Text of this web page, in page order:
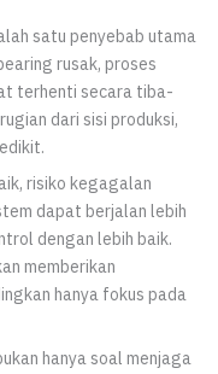
satu penyebab utama
rusak, proses
terhenti secara tiba-
dari sisi produksi,
risiko kegagalan
dapat berjalan lebih
dengan lebih baik.
memberikan
hanya fokus pada
hanya soal menjaga